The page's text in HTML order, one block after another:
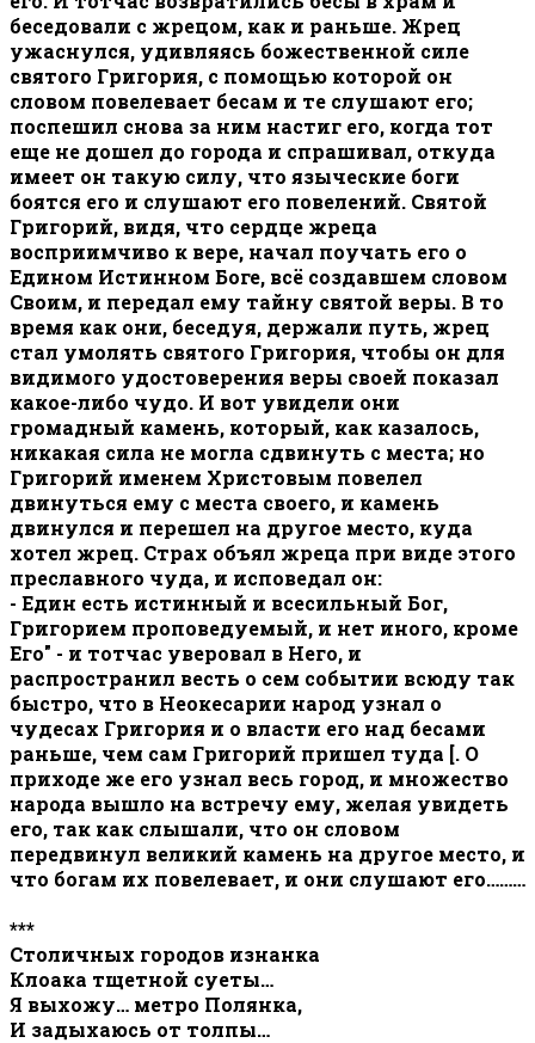
беседовали с жрецом, как и раньше. Жрец
ужаснулся, удивляясь божественной силе
святого Григория, с помощью которой он
словом повелевает бесам и те слушают его;
поспешил снова за ним настиг его, когда тот
еще не дошел до города и спрашивал, откуда
имеет он такую силу, что языческие боги
боятся его и слушают его повелений. Святой
Григорий, видя, что сердце жреца
восприимчиво к вере, начал поучать его о
Едином Истинном Боге, всё создавшем словом
Своим, и передал ему тайну святой веры. В то
время как они, беседуя, держали путь, жрец
стал умолять святого Григория, чтобы он для
видимого удостоверения веры своей показал
какое-либо чудо. И вот увидели они
громадный камень, который, как казалось,
никакая сила не могла сдвинуть с места; но
Григорий именем Христовым повелел
двинуться ему с места своего, и камень
двинулся и перешел на другое место, куда
хотел жрец. Страх объял жреца при виде этого
преславного чуда, и исповедал он:
- Един есть истинный и всесильный Бог,
Григорием проповедуемый, и нет иного, кроме
Его" - и тотчас уверовал в Него, и
распространил весть о сем событии всюду так
быстро, что в Неокесарии народ узнал о
чудесах Григория и о власти его над бесами
раньше, чем сам Григорий пришел туда [. О
приходе же его узнал весь город, и множество
народа вышло на встречу ему, желая увидеть
его, так как слышали, что он словом
передвинул великий камень на другое место, и
что богам их повелевает, и они слушают его………
***
Столичных городов изнанка
Клоака тщетной суеты…
Я выхожу… метро Полянка,
И задыхаюсь от толпы…